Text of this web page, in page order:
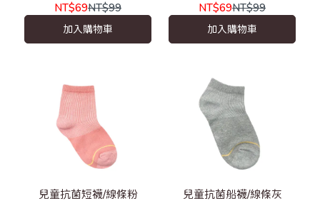
NT$69NT$99
加入購物車
NT$69NT$99
加入購物車
兒童抗菌短襪/線條粉 兒童抗菌船襪/線條灰